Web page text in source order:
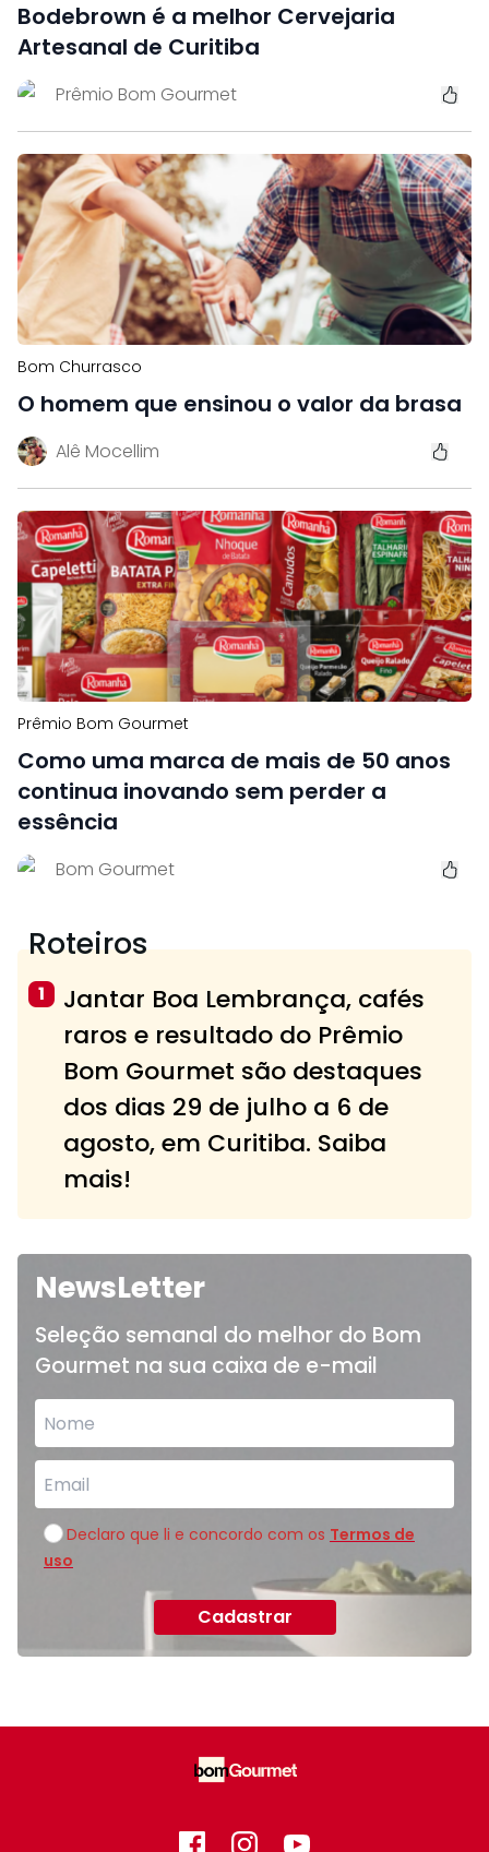
Bodebrown é a melhor Cervejaria
Artesanal de Curitiba
Prêmio Bom Gourmet
Bom Churrasco
O homem que ensinou o valor da brasa
Alê Mocellim
Prêmio Bom Gourmet
Como uma marca de mais de 50 anos
continua inovando sem perder a
essência
Bom Gourmet
Roteiros
1
Jantar Boa Lembrança, cafés
raros e resultado do Prêmio
Bom Gourmet são destaques
dos dias 29 de julho a 6 de
agosto, em Curitiba. Saiba
mais!
NewsLetter
Seleção semanal do melhor do Bom
Gourmet na sua caixa de e-mail
Declaro que li e concordo com os Termos de
uso
Cadastrar
FacebookInstagram
GitHub